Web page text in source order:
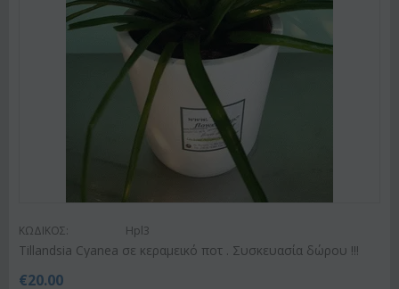
ΚΩΔΙΚΟΣ: Hpl3
Tillandsia Cyanea σε κεραμεικό ποτ . Συσκευασία δώρου !!!
€20.00